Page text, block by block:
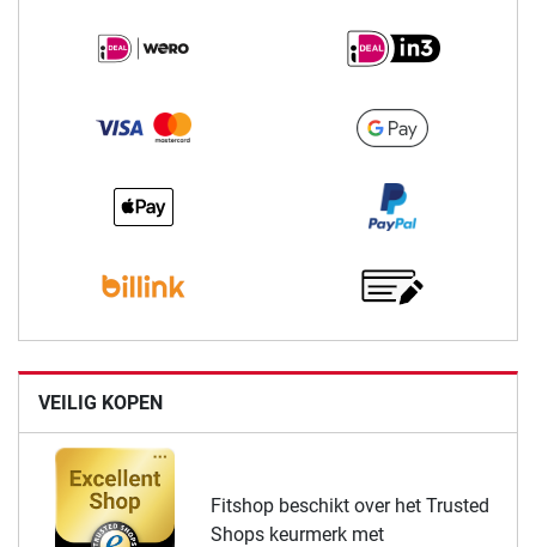
VEILIG KOPEN
Fitshop beschikt over het Trusted
Shops keurmerk met